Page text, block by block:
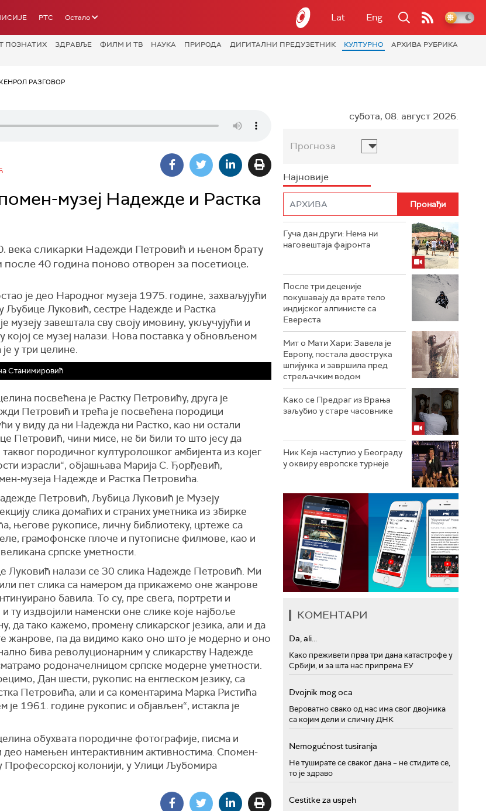
РТС Остало Lat Eng
ПОЗНАТИХ ЗДРАВЉЕ ФИЛМ И ТВ НАУКА ПРИРОДА ДИГИТАЛНИ ПРЕДУЗЕТНИК КУЛТУРНО
АРХИВА РУБРИКА
РАЗГОВОР
музеј Надежде и Растка
века сликарки Надежди Петровић и њеном брату
40 година поново отворен за посетиоце.
је део Народног музеја 1975. године, захваљујући
Љубице Луковић, сестре Надежде и Растка
музеју завештала сву своју имовину, укључујући и
којој се музеј налази. Нова поставка у обновљеном
у три целине.
Станимировић
посвећена је Растку Петровићу, друга је
Петровић и трећа је посвећена породици
у виду да ни Надежда ни Растко, као ни остали
Петровић, чини мисе, не би били то што јесу да
таквог породичног културолошког амбијента из којег
израсли“, објашњава Марија С. Ђорђевић,
музеја Надежде и Растка Петровића.
Петровић, Љубица Луковић је Музеју
слика домаћих и страних уметника из збирке
његове рукописе, личну библиотеку, цртеже са
грамофонске плоче и путописне филмове, као и
српске уметности.
Луковић налази се 30 слика Надежде Петровић. Ми
пет слика са намером да прикажемо оне жанрове
бавила. То су, пре свега, портрети и
ту издвојили наменски оне слике које најбоље
да тако кажемо, промену сликарског језика, али и да
жанрове, па да видимо како оно што је модерно и оно
бива револуционарним у сликарству Надежде
родоначелницом српске модерне уметности.
Дан шести, рукопис на енглеском језику, са
Петровића, али и са коментарима Марка Ристића
је 1961. године рукопис и објављен“, истакла је
обухвата породичне фотографије, писма и
део намењен интерактивним активностима. Спомен-
Професорској колонији, у Улици Љубомира
субота, 08. август 2026.
Прогноза
Најновије
Гуча дан други: Нема ни
наговештаја фајронта
После три деценије
покушавају да врате тело
индијског алпинисте са
Евереста
Мит о Мати Хари: Завела је
Европу, постала двострука
шпијунка и завршила пред
стрељачким водом
Како се Предраг из Врања
заљубио у старе часовнике
Ник Кејв наступио у Београду
у оквиру европске турнеје
КОМЕНТАРИ
Da, ali...
Како преживети прва три дана катастрофе у
Србији, и за шта нас припрема ЕУ
Dvojnik mog oca
Вероватно свако од нас има свог двојника
са којим дели и сличну ДНК
Nemogućnost tusiranja
Не туширате се сваког дана – не стидите се,
то је здраво
Cestitke za uspeh